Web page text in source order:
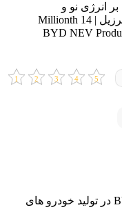
رکورد شکنی تازه BYD در تولید خودرو های